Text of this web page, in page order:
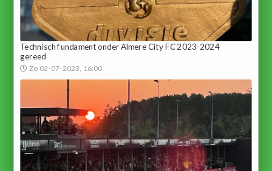
Technisch fundament onder Almere City FC 2023-2024
gereed
Zo 02-07-2023, 16:00